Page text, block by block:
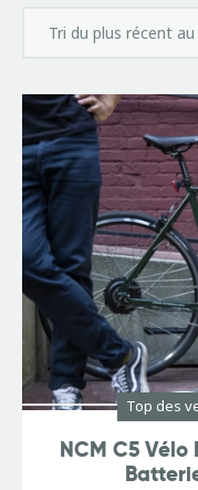
Top des
NCM C5